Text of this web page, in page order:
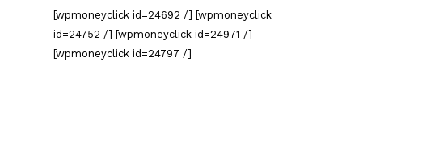
[wpmoneyclick id=24692 /] [wpmoneyclick
id=24752 /] [wpmoneyclick id=24971 /]
[wpmoneyclick id=24797 /]